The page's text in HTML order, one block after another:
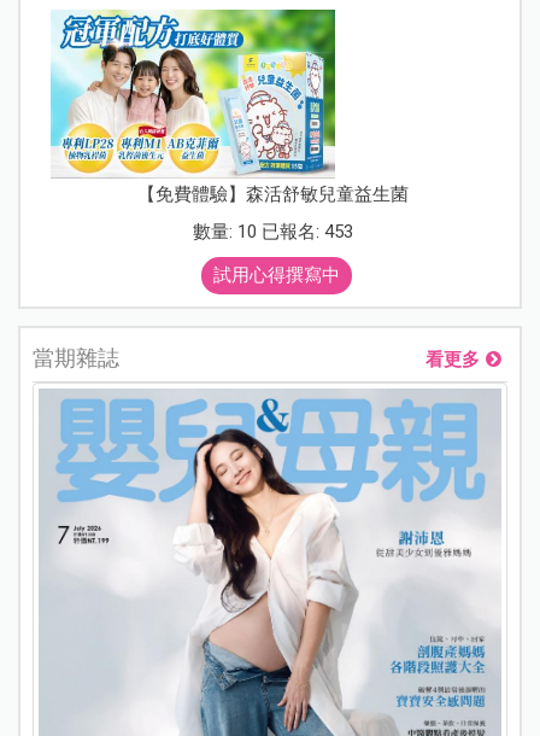
【免費體驗】森活舒敏兒童益生菌
數量: 10 已報名: 453
試用心得撰寫中
當期雜誌 看更多